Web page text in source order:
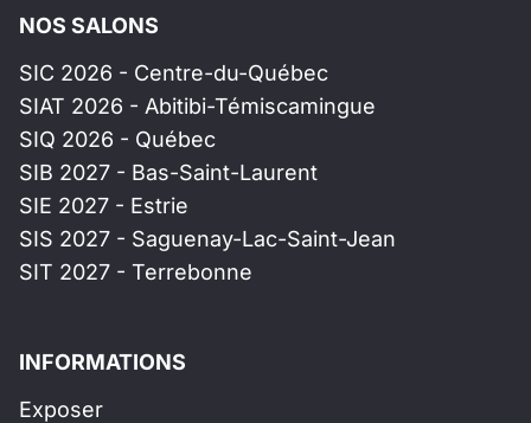
NOS SALONS
SIC 2026 - Centre-du-Québec
SIAT 2026 - Abitibi-Témiscamingue
SIQ 2026 - Québec
SIB 2027 - Bas-Saint-Laurent
SIE 2027 - Estrie
SIS 2027 - Saguenay-Lac-Saint-Jean
SIT 2027 - Terrebonne
INFORMATIONS
Exposer